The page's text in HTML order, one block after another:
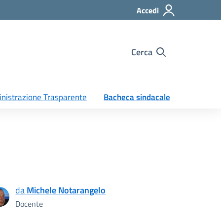
Accedi
Cerca
Trasparente Bacheca sindacale
daMichele Notarangelo
Docente